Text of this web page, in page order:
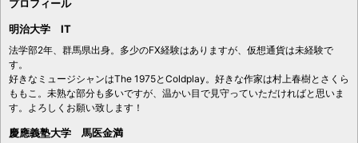
プロフィール
明治大学 IT
法学部2年、群馬県出身。多少のFX経験はありますが、仮想通貨は未経験で
す。
好きなミュージシャンはThe 1975とColdplay。好きな作家は村上春樹とさくら
ももこ。未熟な部分も多いですが、温かい目で見守っていただければと思いま
す。よろしくお願い致します！
慶應義塾大学 馬医金満